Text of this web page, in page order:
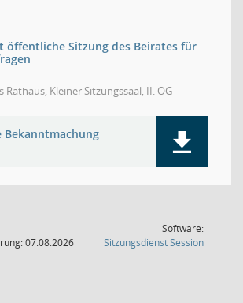
Sitzung des Beirates für
Kleiner Sitzungssaal, II. OG
Bekanntmachung
07.08.2026
Software:
SitzungsdienstSession(Wird in